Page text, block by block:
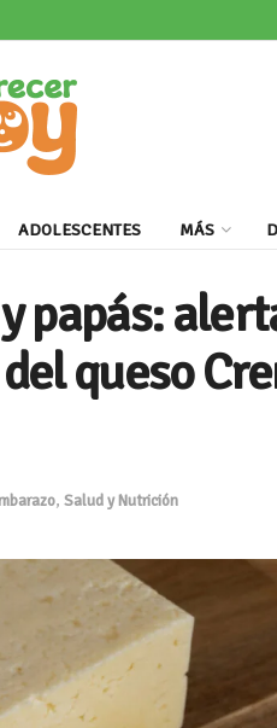
ADOLESCENTES MÁS
papás:
queso
, Salud y Nutrición